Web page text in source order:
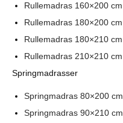
Rullemadras 160×200 cm
Rullemadras 180×200 cm
Rullemadras 180×210 cm
Rullemadras 210×210 cm
Springmadrasser
Springmadras 80×200 cm
Springmadras 90×210 cm